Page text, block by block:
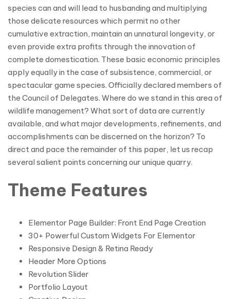
species can and will lead to husbanding and multiplying
those delicate resources which permit no other
cumulative extraction, maintain an unnatural longevity, or
even provide extra profits through the innovation of
complete domestication. These basic economic principles
apply equally in the case of subsistence, commercial, or
spectacular game species. Officially declared members of
the Council of Delegates. Where do we stand in this area of
wildlife management? What sort of data are currently
available, and what major developments, refinements, and
accomplishments can be discerned on the horizon? To
direct and pace the remainder of this paper, let us recap
several salient points concerning our unique quarry.
Theme Features
Elementor Page Builder: Front End Page Creation
30+ Powerful Custom Widgets For Elementor
Responsive Design & Retina Ready
Header More Options
Revolution Slider
Portfolio Layout